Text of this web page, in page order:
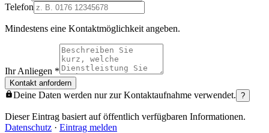
Telefon
Mindestens eine Kontaktmöglichkeit angeben.
Ihr Anliegen *
Kontakt anfordern
Deine Daten werden nur zur Kontaktaufnahme verwendet. ?
Dieser Eintrag basiert auf öffentlich verfügbaren Informationen.
Datenschutz · Eintrag melden